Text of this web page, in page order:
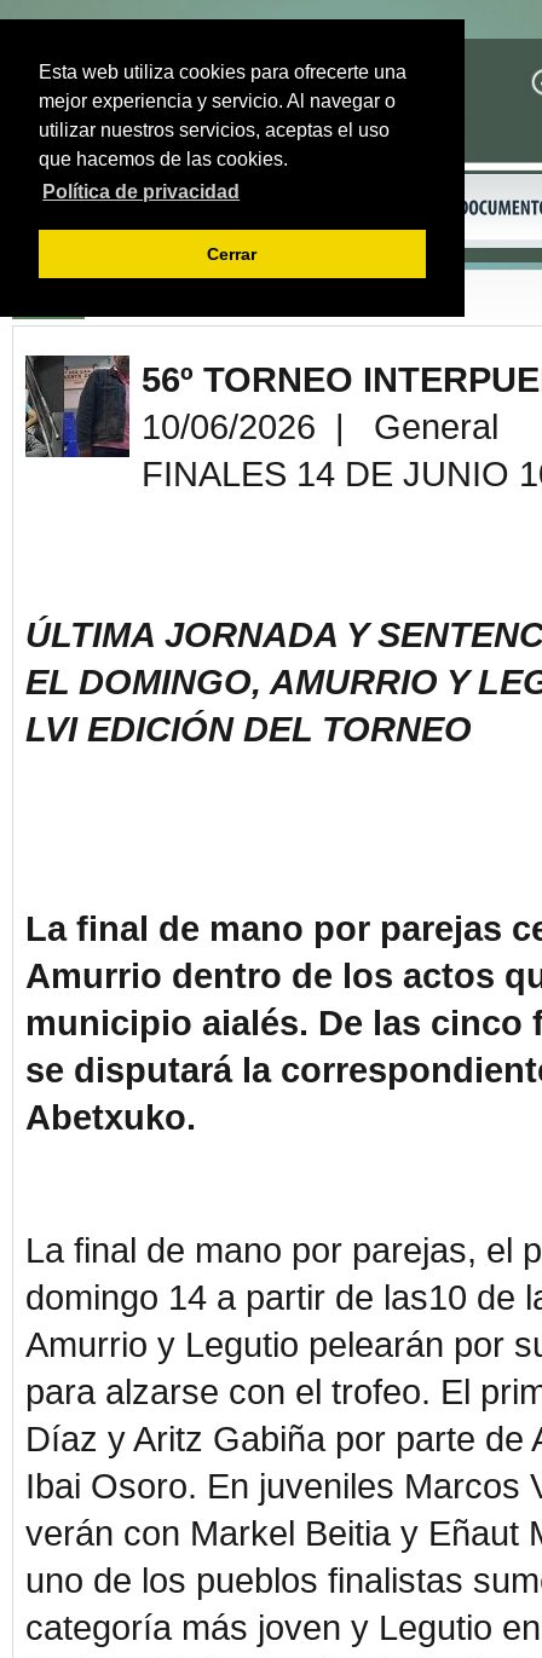
Esta web utiliza cookies para ofrecerte una
mejor experiencia y servicio. Al navegar o
utilizar nuestros servicios, aceptas el uso
que hacemos de las cookies.
Política de privacidad
Cerrar
56º TORNEO
10/06/2026 | General
FINALES 14 DE JUNIO
ÚLTIMA JORNADA Y
EL DOMINGO, AMURRIO Y
LVI EDICIÓN DEL TORNEO
La final de mano por parejas
Amurrio dentro de los actos
municipio aialés. De las cinco
se disputará la
Abetxuko.
La final de mano por parejas, el
domingo 14 a partir de las10 de
Amurrio y Legutio pelearán por
para alzarse con el trofeo. El
Díaz y Aritz Gabiña por parte de
Ibai Osoro. En juveniles Marcos
verán con Markel Beitia y Eñaut
uno de los pueblos finalistas
categoría más joven y Legutio